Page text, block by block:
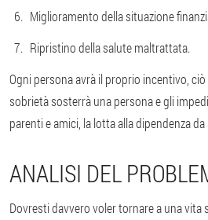
Miglioramento della situazione
Ripristino della salute maltrattata.
Ogni persona avrà il proprio incentivo,
sobrietà sosterrà una persona e gli
parenti e amici, la lotta alla dipendenza
ANALISI DEL
Dovresti davvero voler tornare a una